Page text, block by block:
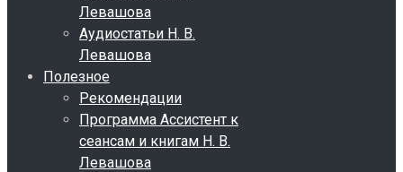
Левашова
Аудиостатьи Н. В.
Левашова
Полезное
Рекомендации
Программа Ассистент к
сеансам и книгам Н. В.
Левашова